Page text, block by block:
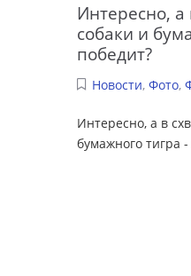
Интересно,
собаки и
победит?
Новости, Фото,
Интересно, а в
бумажного тигра -